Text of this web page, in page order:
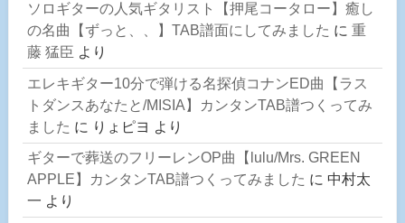
ソロギターの人気ギタリスト【押尾コータロー】癒し
の名曲【ずっと、、】TAB譜面にしてみました に 重
藤 猛臣 より
エレキギター10分で弾ける名探偵コナンED曲【ラス
トダンスあなたと/MISIA】カンタンTAB譜つくってみ
ました に りょピヨ より
ギターで葬送のフリーレンOP曲【lulu/Mrs. GREEN
APPLE】カンタンTAB譜つくってみました に 中村太
一 より